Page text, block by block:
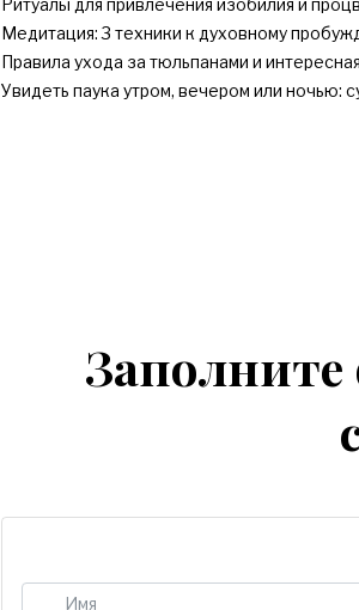
Ритуалы для привлечения изобилия и
Медитация: 3 техники к духовному
Правила ухода за тюльпанами и
Увидеть паука утром, вечером или ночью: